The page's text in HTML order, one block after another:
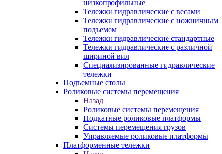
низкопрофильные
Тележки гидравлические с весами
Тележки гидравлические с ножничным
подъемом
Тележки гидравлические стандартные
Тележки гидравлические с различной
шириной вил
Специализированные гидравлические
тележки
Подъемные столы
Роликовые системы перемещения
Назад
Роликовые системы перемещения
Подкатные роликовые платформы
Системы перемещения грузов
Управляемые роликовые платформы
Платформенные тележки